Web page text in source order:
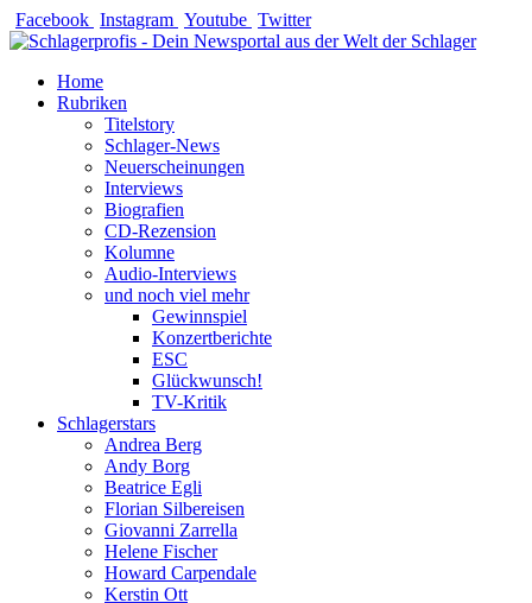
Zum
Inhalt
Facebook Instagram Youtube Twitter
Home
Rubriken
Titelstory
Schlager-News
Neuerscheinungen
Interviews
Biografien
CD-Rezension
Kolumne
Audio-Interviews
und noch viel mehr
Gewinnspiel
Konzertberichte
ESC
Glückwunsch!
TV-Kritik
Schlagerstars
Andrea Berg
Andy Borg
Beatrice Egli
Florian Silbereisen
Giovanni Zarrella
Helene Fischer
Howard Carpendale
Kerstin Ott